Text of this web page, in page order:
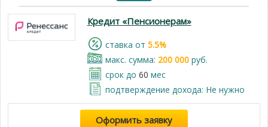
Кредит «Пенсионерам»
cтавка от 5.5%
макс. сумма: 200 000руб.
срок до 60 мес
подтверждение дохода: Не нужно
Оформить заявку